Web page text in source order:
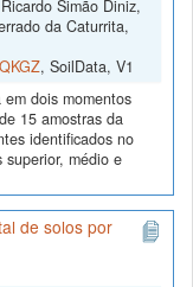
Simão Diniz,
da Caturrita,
, SoilData, V1
dois momentos
15 amostras da
identificados no
superior, médio e
de solos por